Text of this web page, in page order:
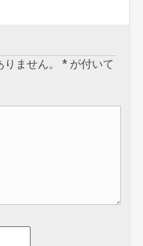
ません。 * が付いて